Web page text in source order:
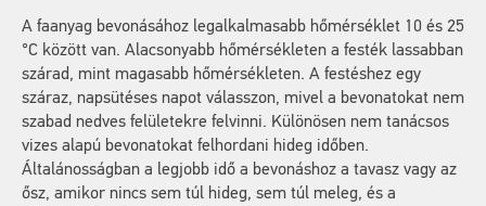
A faanyag bevonásához legalkalmasabb hőmérséklet 10 és 25
°C között van. Alacsonyabb hőmérsékleten a festék lassabban
szárad, mint magasabb hőmérsékleten. A festéshez egy
száraz, napsütéses napot válasszon, mivel a bevonatokat nem
szabad nedves felületekre felvinni. Különösen nem tanácsos
vizes alapú bevonatokat felhordani hideg időben.
Általánosságban a legjobb idő a bevonáshoz a tavasz vagy az
ősz, amikor nincs sem túl hideg, sem túl meleg, és a